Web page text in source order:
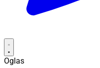
Oglas